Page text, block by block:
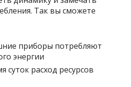
Так вы сможете
приборы потребляют
энергии
суток расход ресурсов